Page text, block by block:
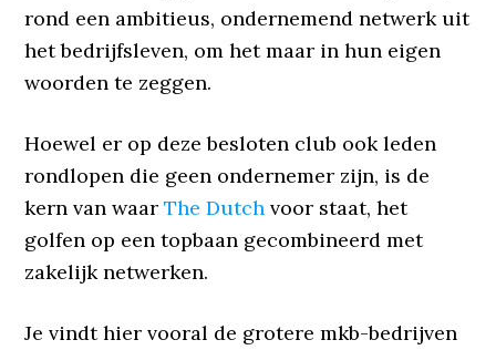
rond een ambitieus, ondernemend netwerk uit
het bedrijfsleven, om het maar in hun eigen
woorden te zeggen.
Hoewel er op deze besloten club ook leden
rondlopen die geen ondernemer zijn, is de
kern van waarThe Dutch voor staat, het
golfen op een topbaan gecombineerd met
zakelijk netwerken.
Je vindt hier vooral de grotere mkb-bedrijven